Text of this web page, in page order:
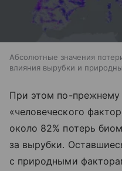
Абсолютные значения
влияния вырубки и
При этом по-прежнему
«человеческого
около 82% потерь
за вырубки.
с природными